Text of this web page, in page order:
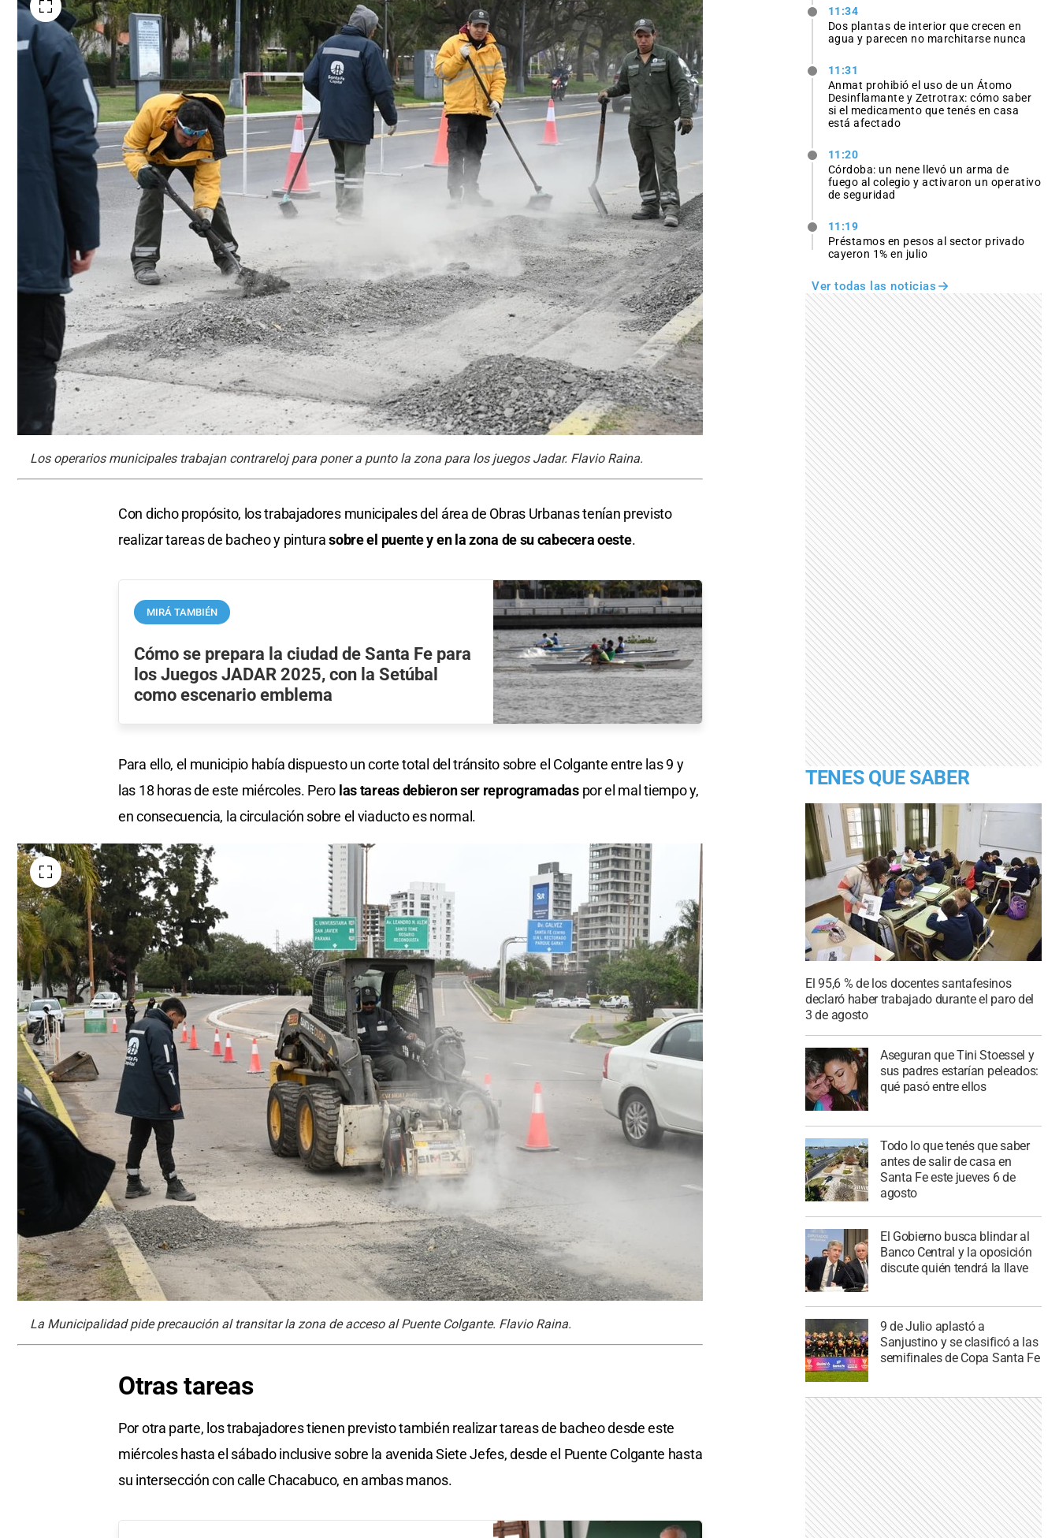
Los operarios municipales trabajan contrareloj para poner a punto la zona para los juegos Jadar. Flavio Raina.
Con dicho propósito, los trabajadores municipales del área de Obras Urbanas tenían previsto
realizar tareas de bacheo y pinturasobre el puente y en la zona de su cabecera oeste.
MIRÁ TAMBIÉN
Cómo se prepara la ciudad de Santa Fe para
los Juegos JADAR 2025, con la Setúbal
como escenario emblema
Para ello, el municipio había dispuesto un corte total del tránsito sobre el Colgante entre las 9 y
las 18 horas de este miércoles. Pero las tareas debieron ser reprogramadaspor el mal tiempo y,
en consecuencia, la circulación sobre el viaducto es normal.
La Municipalidad pide precaución al transitar la zona de acceso al Puente Colgante. Flavio Raina.
Otras tareas
Por otra parte, los trabajadores tienen previsto también realizar tareas de bacheo desde este
miércoles hasta el sábado inclusive sobre la avenida Siete Jefes, desde el Puente Colgante hasta
su intersección con calle Chacabuco, en ambas manos.
11:34
Dos plantas de interior que crecen en
agua y parecen no marchitarse nunca
11:31
Anmat prohibió el uso de un Átomo
Desinflamante y Zetrotrax: cómo saber
si el medicamento que tenés en casa
está afectado
11:20
Córdoba: un nene llevó un arma de
fuego al colegio y activaron un operativo
de seguridad
11:19
Préstamos en pesos al sector privado
cayeron 1% en julio
Ver todas las noticias
TENES QUE SABER
El 95,6 % de los docentes santafesinos
declaró haber trabajado durante el paro del
3 de agosto
Aseguran que Tini Stoessel y
sus padres estarían peleados:
qué pasó entre ellos
Todo lo que tenés que saber
antes de salir de casa en
Santa Fe este jueves 6 de
agosto
El Gobierno busca blindar al
Banco Central y la oposición
discute quién tendrá la llave
9 de Julio aplastó a
Sanjustino y se clasificó a las
semifinales de Copa Santa Fe